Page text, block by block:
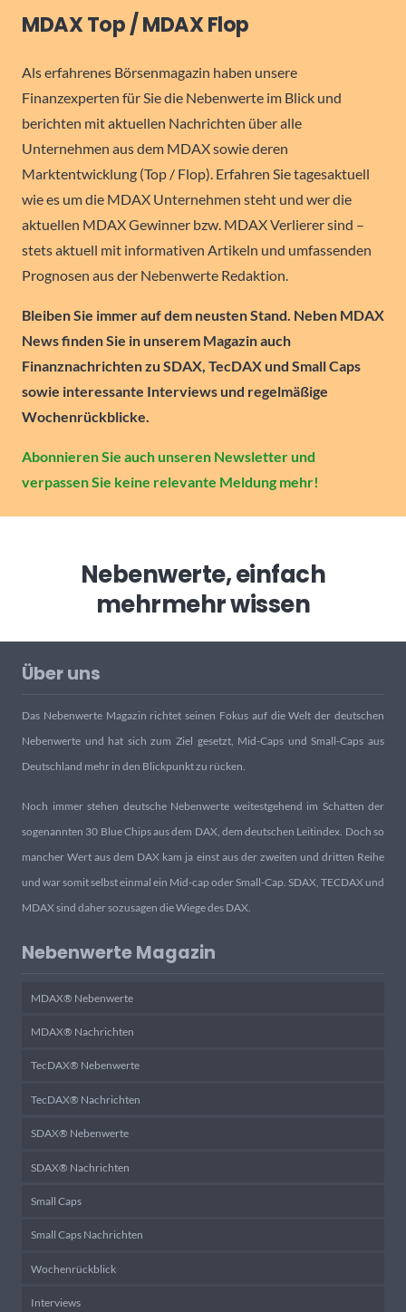
MDAX Top / MDAX Flop
Als erfahrenes Börsenmagazin haben unsere
Finanzexperten für Sie die Nebenwerte im Blick und
berichten mit aktuellen Nachrichten über alle
Unternehmen aus dem MDAX sowie deren
Marktentwicklung (Top / Flop). Erfahren Sie tagesaktuell
wie es um die MDAX Unternehmen steht und wer die
aktuellen MDAX Gewinner bzw. MDAX Verlierer sind –
stets aktuell mit informativen Artikeln und umfassenden
Prognosen aus der Nebenwerte Redaktion.
Bleiben Sie immer auf dem neusten Stand. Neben MDAX
News finden Sie in unserem Magazin auch
Finanznachrichten zu SDAX, TecDAX und Small Caps
sowie interessante Interviews und regelmäßige
Wochenrückblicke.
Abonnieren Sie auch unseren Newsletter und
verpassen Sie keine relevante Meldung mehr!
Nebenwerte, einfach
mehrmehr wissen
Über uns
Das Nebenwerte Magazin richtet seinen Fokus auf die Welt der deutschen
Nebenwerte und hat sich zum Ziel gesetzt, Mid-Caps und Small-Caps aus
Deutschland mehr in den Blickpunkt zu rücken.
Noch immer stehen deutsche Nebenwerte weitestgehend im Schatten der
sogenannten 30 Blue Chips aus dem DAX, dem deutschen Leitindex. Doch so
mancher Wert aus dem DAX kam ja einst aus der zweiten und dritten Reihe
und war somit selbst einmal ein Mid-cap oder Small-Cap. SDAX, TECDAX und
MDAX sind daher sozusagen die Wiege des DAX.
Nebenwerte Magazin
MDAX® Nebenwerte
MDAX® Nachrichten
TecDAX® Nebenwerte
TecDAX® Nachrichten
SDAX® Nebenwerte
SDAX® Nachrichten
Small Caps
Small Caps Nachrichten
Wochenrückblick
Interviews